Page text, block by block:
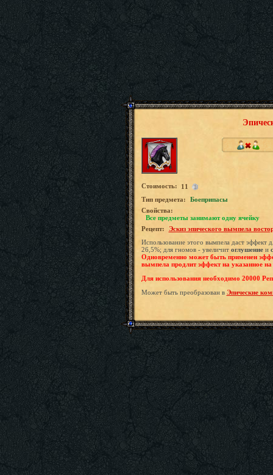
Стоимость:
11
Tип предмета:
Боеприпасы
Свойства:
Все предметы занимают одну ячейку
Рецепт:
Эскиз эпического вымпела
Использование этого вымпела даст эффект
26,5%; для гномов - увеличит оглушениеи
Одновременно может быть применен
вымпела продлит эффект на указанное
Для использования необходимо 20000
Может быть преобразован в Эпические